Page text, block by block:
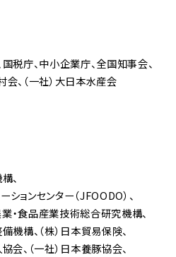
国税庁 中小企業庁 全国知事会
会 （一社）大日本水産会
構
ョンセンター（JFOODO）
・食品産業技術総合研究機構
備機構 （株）日本貿易保険
協会 （一社）日本養豚協会